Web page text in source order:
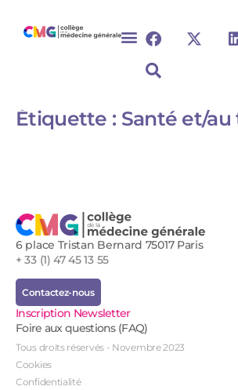
Étiquette : Santé et/au
6 place Tristan Bernard 75017 Paris
+ 33 (1) 47 45 13 55
Contactez-nous
Inscription Newsletter
Foire aux questions (FAQ)
Tous droits réservés - Novembre 2023
Cookies
Confidentialité